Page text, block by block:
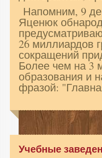
Напомним, 9
Яценюк
26 миллиардов
сокращений
Более чем на 3
образования и
фразой:
Учебные